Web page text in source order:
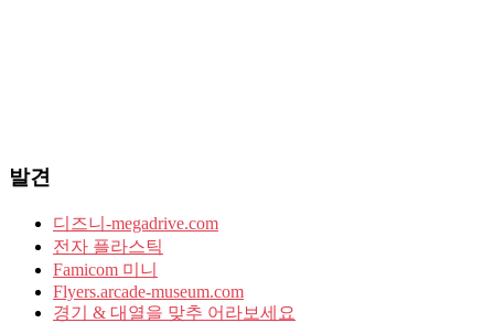
발견
디즈니-megadrive.com
전자 플라스틱
Famicom 미니
Flyers.arcade-museum.com
경기 & 대열을 맞추 어라보세요